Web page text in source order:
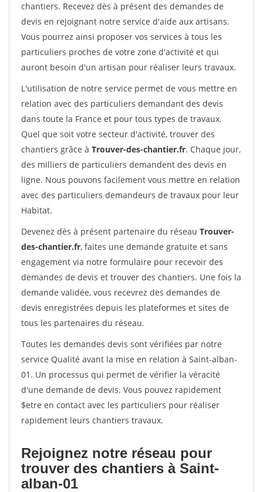
chantiers. Recevez dès à présent des demandes de
devis en rejoignant notre service d'aide aux artisans.
Vous pourrez ainsi proposer vos services à tous les
particuliers proches de votre zone d'activité et qui
auront besoin d'un artisan pour réaliser leurs travaux.
L'utilisation de notre service permet de vous mettre en
relation avec des particuliers demandant des devis
dans toute la France et pour tous types de travaux.
Quel que soit votre secteur d'activité, trouver des
chantiers grâce à Trouver-des-chantier.fr. Chaque jour,
des milliers de particuliers demandent des devis en
ligne. Nous pouvons facilement vous mettre en relation
avec des particuliers demandeurs de travaux pour leur
Habitat.
Devenez dès à présent partenaire du réseau Trouver-
des-chantier.fr, faites une demande gratuite et sans
engagement via notre formulaire pour recevoir des
demandes de devis et trouver des chantiers. Une fois la
demande validée, vous recevrez des demandes de
devis enregistrées depuis les plateformes et sites de
tous les partenaires du réseau.
Toutes les demandes devis sont vérifiées par notre
service Qualité avant la mise en relation à Saint-alban-
01. Un processus qui permet de vérifier la véracité
d'une demande de devis. Vous pouvez rapidement
$etre en contact avec les particuliers pour réaliser
rapidement leurs chantiers travaux.
Rejoignez notre réseau pour
trouver des chantiers à Saint-
alban-01